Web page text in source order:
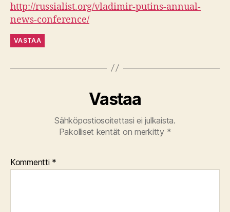
http://russialist.org/vladimir-putins-annual-
news-conference/
VASTAA
Vastaa
Sähköpostiosoitettasi ei julkaista.
Pakolliset kentät on merkitty *
Kommentti *